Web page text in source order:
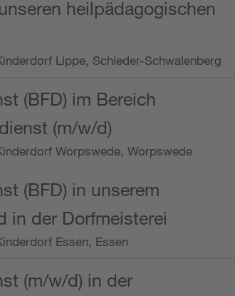
heilpädagogischen
Lippe, Schieder-Schwalenberg
(BFD) im Bereich
(m/w/d)
Worpswede, Worpswede
(BFD) in unserem
in der Dorfmeisterei
Essen, Essen
(m/w/d) in der